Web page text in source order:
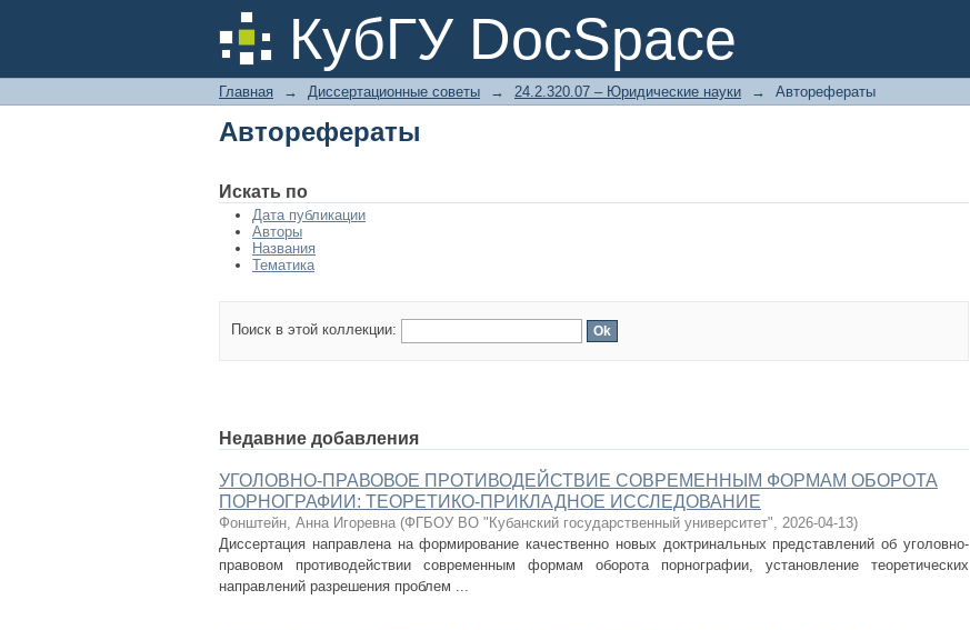
КубГУ DocSpace
Авторефераты
Главная → Диссертационные советы → 24.2.320.07 – Юридические науки → Авторефераты
Авторефераты
Искать по
Дата публикации
Авторы
Названия
Тематика
Поиск в этой коллекции:
Недавние добавления
УГОЛОВНО-ПРАВОВОЕ ПРОТИВОДЕЙСТВИЕ СОВРЕМЕННЫМ ФОРМАМ ОБОРОТА
ПОРНОГРАФИИ: ТЕОРЕТИКО-ПРИКЛАДНОЕ ИССЛЕДОВАНИЕ
Фонштейн, Анна Игоревна (ФГБОУ ВО "Кубанский государственный университет", 2026-04-13)
Диссертация направлена на формирование качественно новых доктринальных представлений об уголовно-
правовом противодействии современным формам оборота порнографии, установление теоретических
направлений разрешения проблем ...